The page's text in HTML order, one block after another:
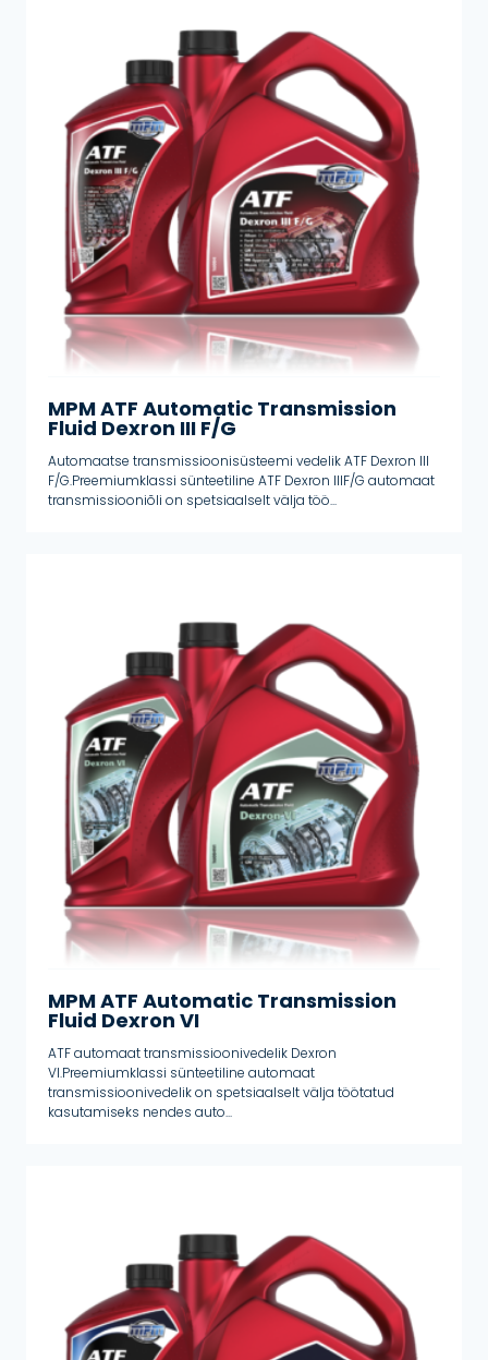
MPM ATF Automatic Transmission
Fluid Dexron III F/G
Automaatse transmissioonisüsteemi vedelik ATF Dexron III
F/G.Preemiumklassi sünteetiline ATF Dexron IIIF/G automaat
transmissiooniõli on spetsiaalselt välja töö...
MPM ATF Automatic Transmission
Fluid Dexron VI
ATF automaat transmissioonivedelik Dexron
VI.Preemiumklassi sünteetiline automaat
transmissioonivedelik on spetsiaalselt välja töötatud
kasutamiseks nendes auto...